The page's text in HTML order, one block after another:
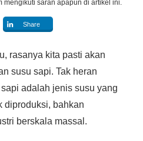
mengikuti saran apapun di artikel ini.
Share
rasanya kita pasti akan
susu sapi. Tak heran
adalah jenis susu yang
diproduksi, bahkan
berskala massal.